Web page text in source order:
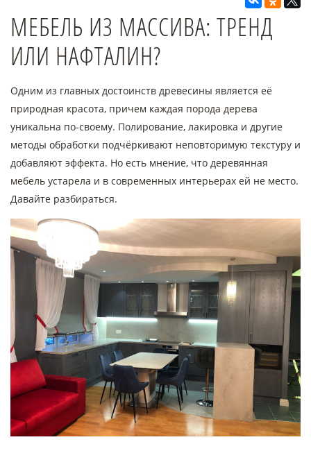
МЕБЕЛЬ ИЗ МАССИВА: ТРЕНД
ИЛИ НАФТАЛИН?
Одним из главных достоинств древесины является её
природная красота, причем каждая порода дерева
уникальна по-своему. Полирование, лакировка и другие
методы обработки подчёркивают неповторимую текстуру и
добавляют эффекта. Но есть мнение, что деревянная
мебель устарела и в современных интерьерах ей не место.
Давайте разбираться.